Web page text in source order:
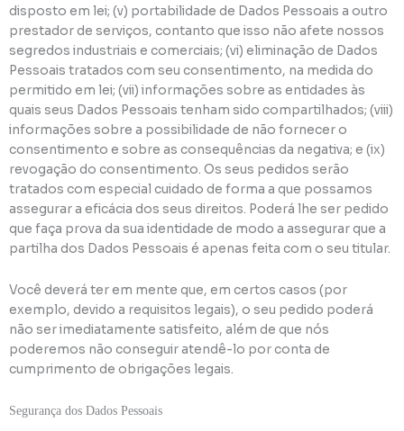
disposto em lei; (v) portabilidade de Dados Pessoais a outro
prestador de serviços, contanto que isso não afete nossos
segredos industriais e comerciais; (vi) eliminação de Dados
Pessoais tratados com seu consentimento, na medida do
permitido em lei; (vii) informações sobre as entidades às
quais seus Dados Pessoais tenham sido compartilhados; (viii)
informações sobre a possibilidade de não fornecer o
consentimento e sobre as consequências da negativa; e (ix)
revogação do consentimento. Os seus pedidos serão
tratados com especial cuidado de forma a que possamos
assegurar a eficácia dos seus direitos. Poderá lhe ser pedido
que faça prova da sua identidade de modo a assegurar que a
partilha dos Dados Pessoais é apenas feita com o seu titular.
Você deverá ter em mente que, em certos casos (por
exemplo, devido a requisitos legais), o seu pedido poderá
não ser imediatamente satisfeito, além de que nós
poderemos não conseguir atendê-lo por conta de
cumprimento de obrigações legais.
Segurança dos Dados Pessoais